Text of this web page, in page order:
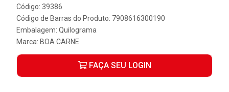
Código: 39386
Código de Barras do Produto: 7908616300190
Embalagem: Quilograma
Marca: BOA CARNE
FAÇA SEU LOGIN